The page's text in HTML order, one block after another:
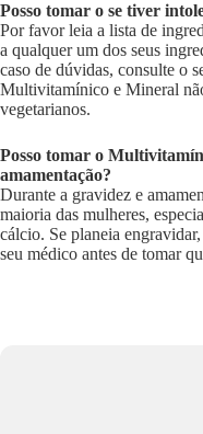
Posso tomar o se tiver
Por favor leia a lista de
a qualquer um dos seus
caso de dúvidas, consulte o
Multivitamínico e Mineral
vegetarianos.
Posso tomar o
amamentação?
Durante a gravidez e
maioria das mulheres,
cálcio. Se planeia
seu médico antes de tomar